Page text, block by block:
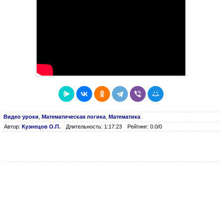
Видео уроки Математическая логика Математика
Автор: Кузнецов О.П. Длительность: 1:17:23 Рейтинг: 0.0/0